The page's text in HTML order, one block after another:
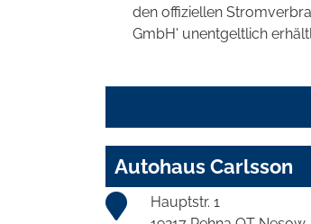
den offiziellen
GmbH' unentgeltlich
Autohaus Carlsson
Hauptstr. 1